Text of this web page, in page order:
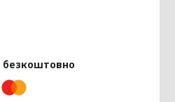
безкоштовно